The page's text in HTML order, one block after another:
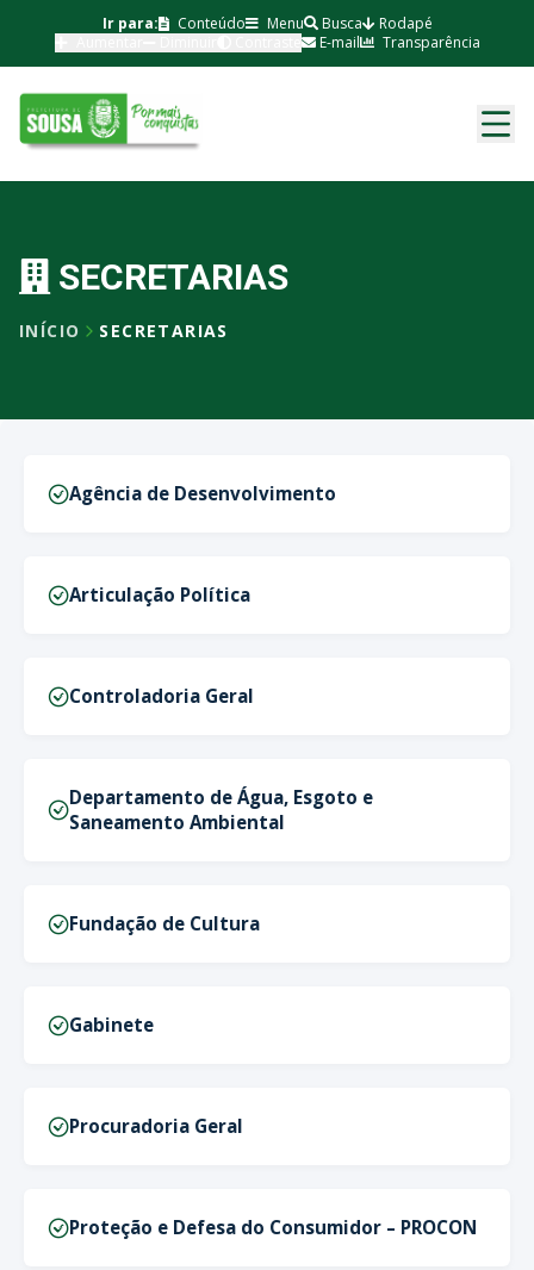
Ir para: Conteúdo Menu Busca
Rodapé
E-mail Transparência
SECRETARIAS
INÍCIO SECRETARIAS
Agência de Desenvolvimento
Articulação Política
Controladoria Geral
Departamento de Água, Esgoto e
Saneamento Ambiental
Fundação de Cultura
Gabinete
Procuradoria Geral
Proteção e Defesa do Consumidor – PROCON